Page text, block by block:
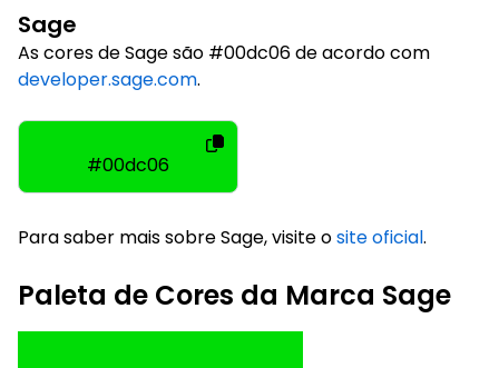
Sage
As cores de Sage são #00dc06 de acordo com
developer.sage.com.
#00dc06
Para saber mais sobre Sage, visite osite oficial.
Paleta de Cores da Marca Sage